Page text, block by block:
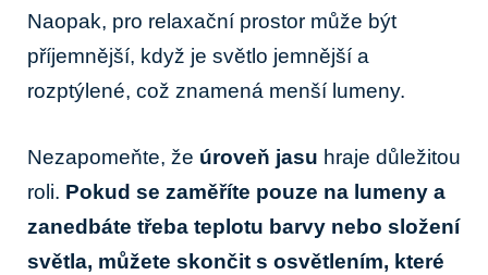
Naopak, pro relaxační prostor může být
příjemnější, když je světlo jemnější a
rozptýlené, což znamená menší lumeny.
Nezapomeňte, že úroveň jasu hraje důležitou
roli. Pokud se zaměříte pouze na lumeny a
zanedbáte třeba teplotu barvy nebo složení
světla, můžete skončit s osvětlením, které